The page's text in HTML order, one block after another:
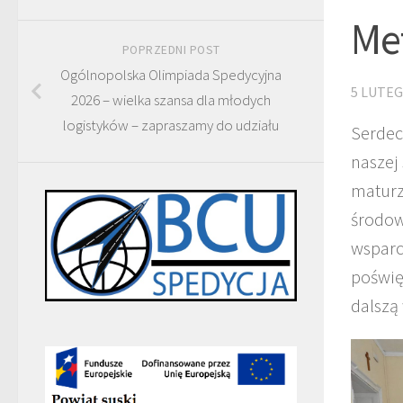
5
dalszą
POPRZEDNI POST
Ogólnopolska Olimpiada Spedycyjna
2026 – wielka szansa dla młodych
logistyków – zapraszamy do udziału